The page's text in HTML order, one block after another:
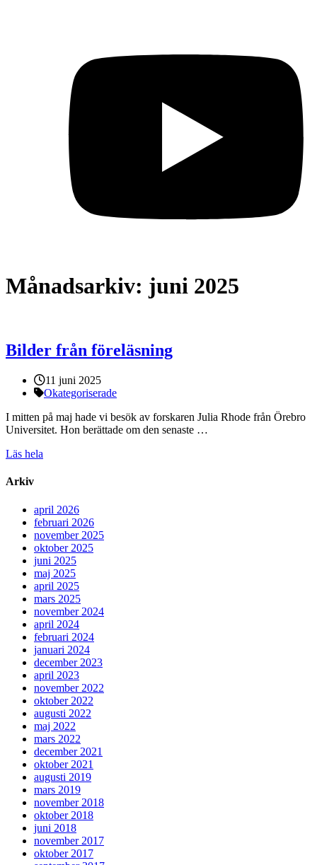
Månadsarkiv: juni 2025
Bilder från föreläsning
Publicerat:
11 juni 2025
Kategorier:
Okategoriserade
I mitten på maj hade vi besök av forskaren Julia Rhode från Örebro
Universitet. Hon berättade om den senaste …
Läs hela
Arkiv
april 2026
februari 2026
november 2025
oktober 2025
juni 2025
maj 2025
april 2025
mars 2025
november 2024
april 2024
februari 2024
januari 2024
december 2023
april 2023
november 2022
oktober 2022
augusti 2022
maj 2022
mars 2022
december 2021
oktober 2021
augusti 2019
mars 2019
november 2018
oktober 2018
juni 2018
november 2017
oktober 2017